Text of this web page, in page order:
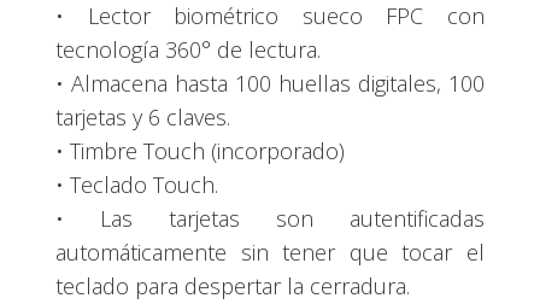
• Lector biométrico sueco FPC con
tecnología 360° de lectura.
• Almacena hasta 100 huellas digitales, 100
tarjetas y 6 claves.
• Timbre Touch (incorporado)
• Teclado Touch.
• Las tarjetas son autentificadas
automáticamente sin tener que tocar el
teclado para despertar la cerradura.